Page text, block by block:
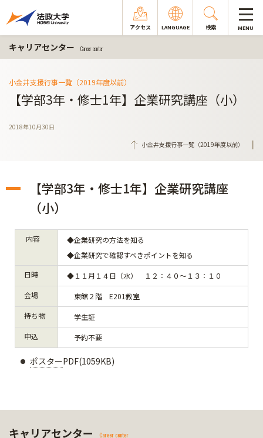
アクセス LANGUAGE 検索 MENU
キャリアセンター Career center
小金井支援行事一覧（2019年度以前）
【学部3年・修士1年】企業研究講座（小）
2018年10月30日
小金井支援行事一覧（2019年度以前）
【学部3年・修士1年】企業研究講座
（小）
内容
◆企業研究の方法を知る
◆企業研究で確認すべきポイントを知る
日時
◆１１月１４日（水） １２：４０～１３：１０
会場
東館２階 E201教室
持ち物
学生証
申込
予約不要
ポスターPDF(1059KB)
キャリアセンター Career center